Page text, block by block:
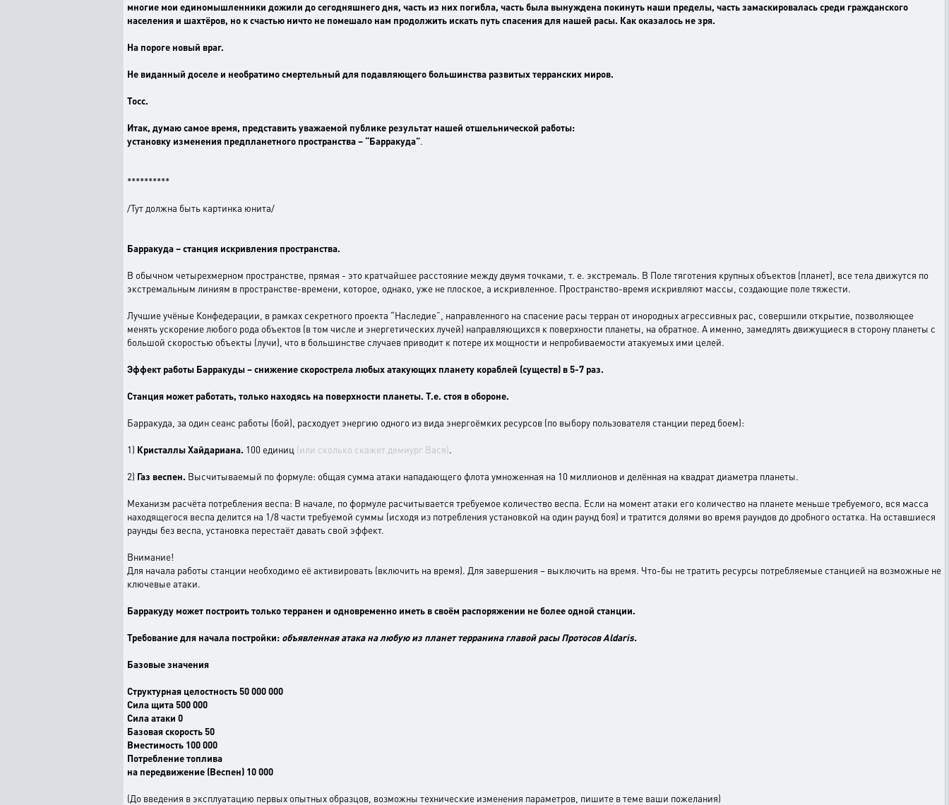
многие мои единомышленники дожили до сегодняшнего дня, часть из них погибла, часть была вынуждена покинуть наши пределы, часть замаскировалась среди гражданского
населения и шахтёров, но к счастью ничто не помешало нам продолжить искать путь спасения для нашей расы. Как оказалось не зря.
На пороге новый враг.
Не виданный доселе и необратимо смертельный для подавляющего большинства развитых терранских миров.
Тосс.
Итак, думаю самое время, представить уважаемой публике результат нашей отшельнической работы:
установку изменения предпланетного пространства –“Барракуда”.
**********
/Тут должна быть картинка юнита/
Барракуда – станция искривления пространства.
В обычном четырехмерном пространстве, прямая - это кратчайшее расстояние между двумя точками, т. е. экстремаль. В Поле тяготения крупных объектов (планет), все тела движутся по
экстремальным линиям в пространстве-времени, которое, однако, уже не плоское, а искривленное. Пространство-время искривляют массы, создающие поле тяжести.
Лучшие учёные Конфедерации, в рамках секретного проекта “Наследие”, направленного на спасение расы терран от инородных агрессивных рас, совершили открытие, позволяющее
менять ускорение любого рода объектов (в том числе и энергетических лучей) направляющихся к поверхности планеты, на обратное. А именно, замедлять движущиеся в сторону планеты с
большой скоростью объекты (лучи), что в большинстве случаев приводит к потере их мощности и непробиваемости атакуемых ими целей.
Эффект работы Барракуды – снижение скорострела любых атакующих планету кораблей (существ) в 5-7 раз.
Станция может работать, только находясь на поверхности планеты. Т.е. стоя в обороне.
Барракуда, за один сеанс работы (бой), расходует энергию одного из вида энергоёмких ресурсов (по выбору пользователя станции перед боем):
1) Кристаллы Хайдариана. 100 единиц (или сколько скажет демиург Вася).
2) Газ веспен. Высчитываемый по формуле: общая сумма атаки нападающего флота умноженная на 10 миллионов и делённая на квадрат диаметра планеты.
Механизм расчёта потребления веспа: В начале, по формуле расчитывается требуемое количество веспа. Если на момент атаки его количество на планете меньше требуемого, вся масса
находящегося веспа делится на 1/8 части требуемой суммы (исходя из потребления установкой на один раунд боя) и тратится долями во время раундов до дробного остатка. На оставшиеся
раунды без веспа, установка перестаёт давать свой эффект.
Внимание!
Для начала работы станции необходимо её активировать (включить на время). Для завершения – выключить на время. Что-бы не тратить ресурсы потребляемые станцией на возможные не
ключевые атаки.
Барракуду может построить только терранен и одновременно иметь в своём распоряжении не более одной станции.
Требование для начала постройки: объявленная атака на любую из планет терранина главой расы Протосов Aldaris.
Базовые значения
Структурная целостность 50 000 000
Сила щита 500 000
Сила атаки 0
Базовая скорость 50
Вместимость 100 000
Потребление топлива
на передвижение (Веспен) 10 000
(До введения в эксплуатацию первых опытных образцов, возможны технические изменения параметров, пишите в теме ваши пожелания)